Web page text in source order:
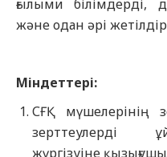
ғылыми білімдерді,
және одан әрі
Міндеттері:
СҒҚ мүшелерінің
зерттеулерді
жүргізуіне